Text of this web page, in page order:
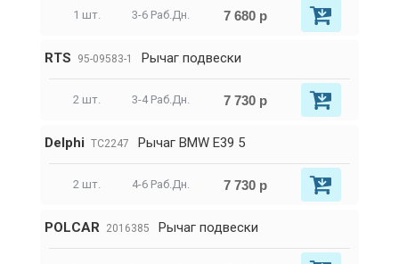
1 шт. 3-6 Раб.Дн. 7 680 р
RTS 95-09583-1 Рычаг подвески
2 шт. 3-4 Раб.Дн. 7 730 р
Delphi TC2247 Рычаг BMW E39 5
2 шт. 4-6 Раб.Дн. 7 730 р
POLCAR 2016385 Рычаг подвески